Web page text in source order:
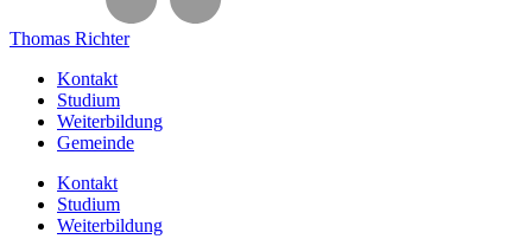
Thomas Richter
Kontakt
Studium
Weiterbildung
Gemeinde
Kontakt
Studium
Weiterbildung